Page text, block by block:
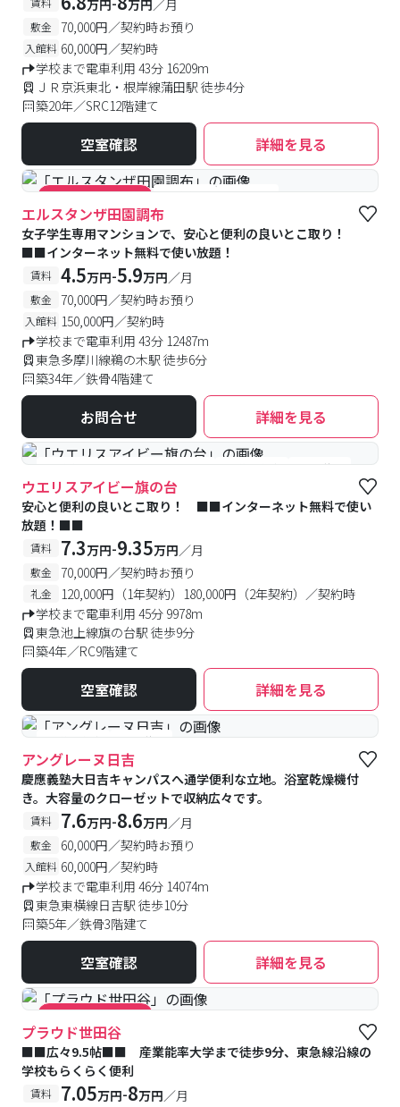
万円 万円／月
敷金 70,000円／契約時お預り
入館料 60,000円／契約時
学校まで電車利用 43分 16209m
ＪＲ京浜東北・根岸線蒲田駅 徒歩4分
築20年／SRC12階建て
空室確認 詳細を見る
#キャンペーン実施中 #食事付き #女性専用
エルスタンザ田園調布
女子学生専用マンションで、安心と便利の良いとこ取り！
■■インターネット無料で使い放題！
賃料 4.5万円-5.9万円／月
敷金 70,000円／契約時お預り
入館料 150,000円／契約時
学校まで電車利用 43分 12487m
東急多摩川線鵜の木駅 徒歩6分
築34年／鉄骨4階建て
お問合せ 詳細を見る
#食事付き #女性専用フロアあり #予約受付中 #空室待ち
ウエリスアイビー旗の台
安心と便利の良いとこ取り！ ■■インターネット無料で使い
放題！■■
賃料 7.3万円-9.35万円／月
敷金 70,000円／契約時お預り
礼金
120,000円（1年契約）180,000円（2年契約）／契約時
学校まで電車利用 45分 9978m
東急池上線旗の台駅 徒歩9分
築4年／RC9階建て
空室確認 詳細を見る
#予約受付中 #空室待ち
アングレーヌ日吉
慶應義塾大日吉キャンパスへ通学便利な立地。浴室乾燥機付
き。大容量のクローゼットで収納広々です。
賃料 7.6万円-8.6万円／月
敷金 60,000円／契約時お預り
入館料 60,000円／契約時
学校まで電車利用 46分 14074m
東急東横線日吉駅 徒歩10分
築5年／鉄骨3階建て
空室確認 詳細を見る
#キャンペーン実施中
プラウド世田谷
■■広々9.5帖■■ 産業能率大学まで徒歩9分、東急線沿線の
学校もらくらく便利
賃料 7.05万円-8万円／月